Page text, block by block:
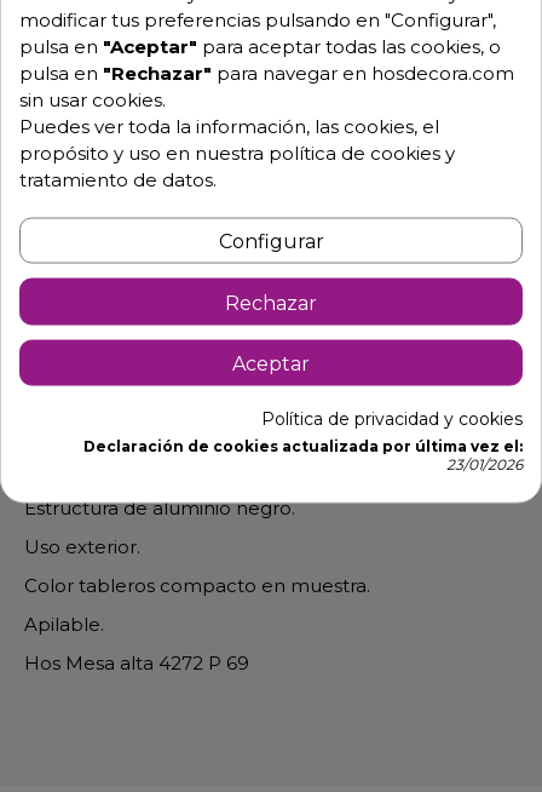
Descripción Detalles de producto
Mesa alta de terraza con estructura fabricada en
aluminio con pintura resistente al exterior. Modelo
Tablero compacto de 60x60 cm.
Tablero compacto de 70x70 cm.
Estructura de aluminio negro.
Uso exterior.
Color tableros compacto en muestra.
Apilable.
Hos Mesa alta 4272 P 69
modificar tus preferencias pulsando en "Configurar",
pulsa en "Aceptar" para aceptar todas las cookies, o
pulsa en "Rechazar" para navegar en hosdecora.com
sin usar cookies.
Puedes ver toda la información, las cookies, el
propósito y uso en nuestra política de cookies y
tratamiento de datos.
Configurar
Rechazar
Aceptar
Política de privacidad y cookies
Declaración de cookies actualizada por última vez el:
23/01/2026